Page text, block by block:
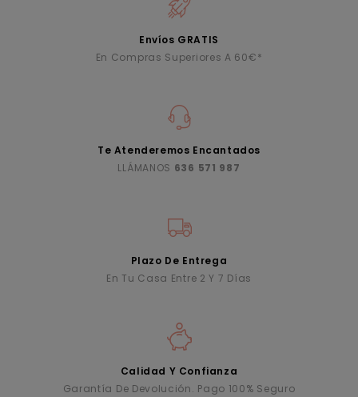
Envíos GRATIS
En Compras Superiores A 60€*
Te Atenderemos Encantados
LLÁMANOS 636 571 987
Plazo De Entrega
En Tu Casa Entre 2 Y 7 Días
Calidad Y Confianza
Garantía De Devolución. Pago 100% Seguro